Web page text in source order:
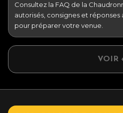
Consultez la FAQ de la
autorisés, consignes et
pour préparer votre venue.
VOIR